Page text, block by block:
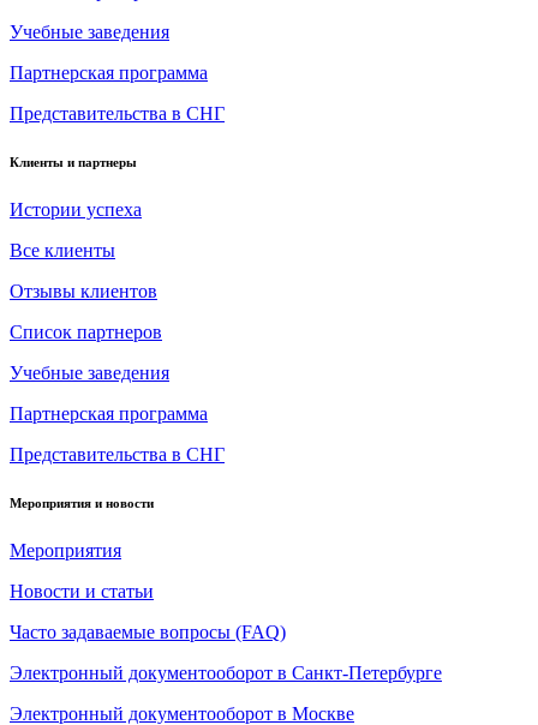
Учебные заведения
Партнерская программа
Представительства в СНГ
Клиенты и партнеры
Истории успеха
Все клиенты
Отзывы клиентов
Список партнеров
Учебные заведения
Партнерская программа
Представительства в СНГ
Мероприятия и новости
Мероприятия
Новости и статьи
Часто задаваемые вопросы (FAQ)
Электронный документооборот в Санкт-Петербурге
Электронный документооборот в Москве